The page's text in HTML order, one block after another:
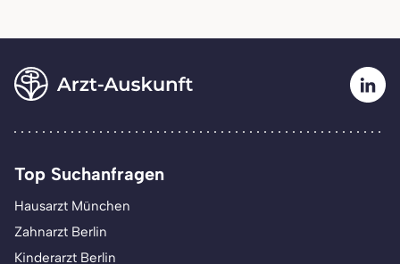
Top Suchanfragen
Hausarzt München
Zahnarzt Berlin
Kinderarzt Berlin